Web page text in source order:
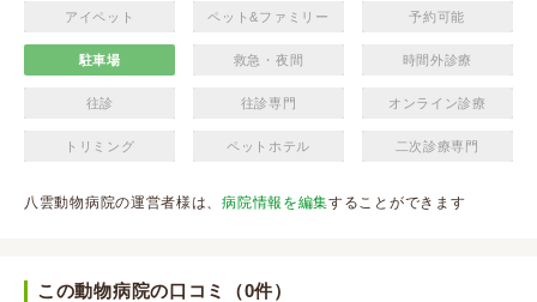
アイペット ペット&ファミリー 予約可能
駐車場 救急・夜間 時間外診療
往診 往診専門 オンライン診療
トリミング ペットホテル 二次診療専門
八雲動物病院の運営者様は、病院情報を編集することができます
この動物病院の口コミ（0件）